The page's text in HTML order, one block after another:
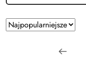
Zastosowano
sortowanie:
Najpopularniejsze.
Sortuj
według